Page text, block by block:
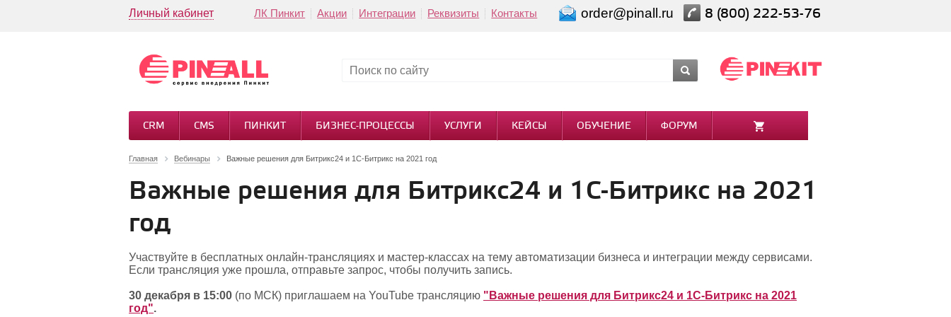
Личный кабинет ЛК Пинкит Акции Интеграции Реквизиты Контакты order@pinall.ru 8 (800) 222-53-76
CRM CMS ПИНКИТ БИЗНЕС-ПРОЦЕССЫ УСЛУГИ КЕЙСЫ ОБУЧЕНИЕ ФОРУМ
Главная Вебинары Важные решения для Битрикс24 и 1С-Битрикс на 2021 год
Важные решения для Битрикс24 и 1С-Битрикс на 2021
год
Участвуйте в бесплатных онлайн-трансляциях и мастер-классах на тему автоматизации бизнеса и интеграции между сервисами.
Если трансляция уже прошла, отправьте запрос, чтобы получить запись.
30 декабря в 15:00 (по МСК) приглашаем на YouTube трансляцию "Важные решения для Битрикс24 и 1С-Битрикс на 2021
год".